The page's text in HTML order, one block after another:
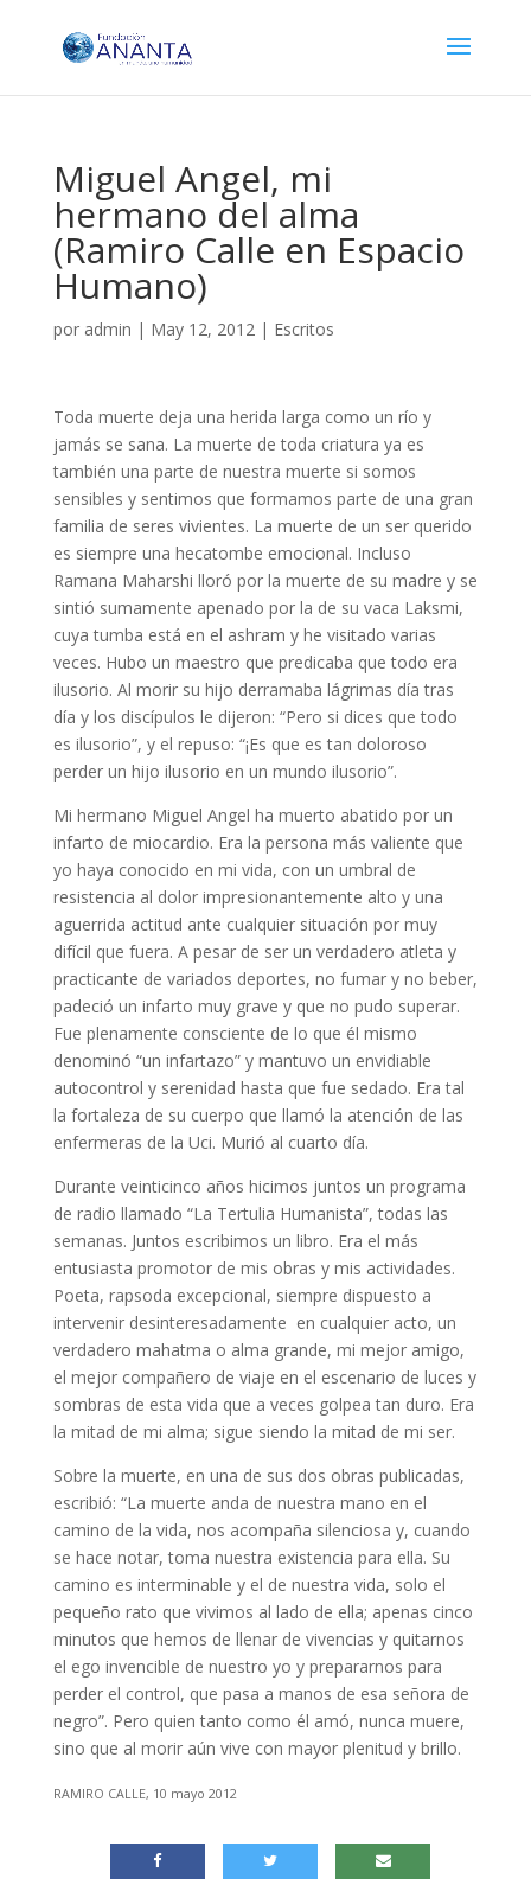
Miguel Angel, mi
hermano del alma
(Ramiro Calle en Espacio
Humano)
por admin | May 12, 2012| Escritos
Toda muerte deja una herida larga como un río y
jamás se sana. La muerte de toda criatura ya es
también una parte de nuestra muerte si somos
sensibles y sentimos que formamos parte de una gran
familia de seres vivientes. La muerte de un ser querido
es siempre una hecatombe emocional. Incluso
Ramana Maharshi lloró por la muerte de su madre y se
sintió sumamente apenado por la de su vaca Laksmi,
cuya tumba está en el ashram y he visitado varias
veces. Hubo un maestro que predicaba que todo era
ilusorio. Al morir su hijo derramaba lágrimas día tras
día y los discípulos le dijeron: “Pero si dices que todo
es ilusorio”, y el repuso: “¡Es que es tan doloroso
perder un hijo ilusorio en un mundo ilusorio”.
Mi hermano Miguel Angel ha muerto abatido por un
infarto de miocardio. Era la persona más valiente que
yo haya conocido en mi vida, con un umbral de
resistencia al dolor impresionantemente alto y una
aguerrida actitud ante cualquier situación por muy
difícil que fuera. A pesar de ser un verdadero atleta y
practicante de variados deportes, no fumar y no beber,
padeció un infarto muy grave y que no pudo superar.
Fue plenamente consciente de lo que él mismo
denominó “un infartazo” y mantuvo un envidiable
autocontrol y serenidad hasta que fue sedado. Era tal
la fortaleza de su cuerpo que llamó la atención de las
enfermeras de la Uci. Murió al cuarto día.
Durante veinticinco años hicimos juntos un programa
de radio llamado “La Tertulia Humanista”, todas las
semanas. Juntos escribimos un libro. Era el más
entusiasta promotor de mis obras y mis actividades.
Poeta, rapsoda excepcional, siempre dispuesto a
intervenir desinteresadamente en cualquier acto, un
verdadero mahatma o alma grande, mi mejor amigo,
el mejor compañero de viaje en el escenario de luces y
sombras de esta vida que a veces golpea tan duro. Era
la mitad de mi alma; sigue siendo la mitad de mi ser.
Sobre la muerte, en una de sus dos obras publicadas,
escribió: “La muerte anda de nuestra mano en el
camino de la vida, nos acompaña silenciosa y, cuando
se hace notar, toma nuestra existencia para ella. Su
camino es interminable y el de nuestra vida, solo el
pequeño rato que vivimos al lado de ella; apenas cinco
minutos que hemos de llenar de vivencias y quitarnos
el ego invencible de nuestro yo y prepararnos para
perder el control, que pasa a manos de esa señora de
negro”. Pero quien tanto como él amó, nunca muere,
sino que al morir aún vive con mayor plenitud y brillo.
RAMIRO CALLE, 10 mayo 2012